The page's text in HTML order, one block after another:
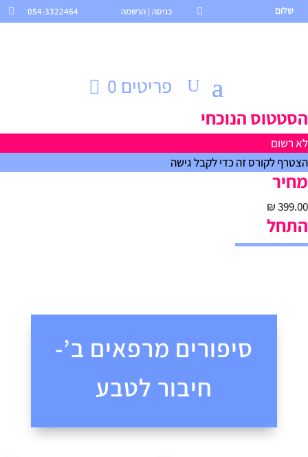
 054-3322464  כניסה | הרשמה שלום
פריטים 0
הסטטוס הנוכחי
לא רשום
הצטרף לקורס זה כדי לקבל גישה
מחיר
התחל
הירשמו לקורס זה
סיפורים מרפאים ב’-
חיבור לטבע